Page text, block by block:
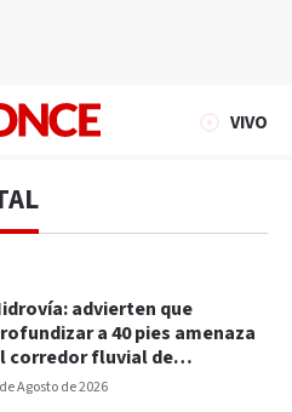
VIVO
Agosto de 2026
advierten que
a 40 pies amenaza
corredor fluvial de